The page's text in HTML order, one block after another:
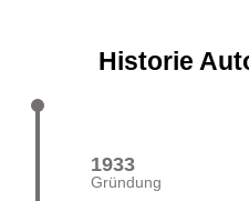
Historie
1933
Gründung